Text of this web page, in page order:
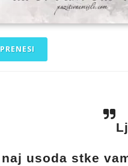
PRENESI

naj usoda stke